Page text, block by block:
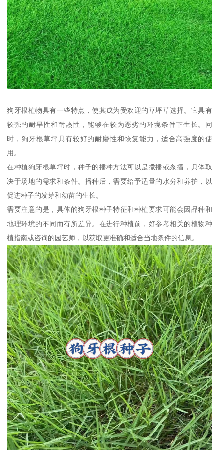
狗牙根植物具有一些特点，使其成为受欢迎的草坪草选择。它具有
较强的耐旱性和耐热性，能够在较为恶劣的环境条件下生长。同
时，狗牙根草坪具有较好的耐磨性和恢复能力，适合高强度的使
用。
在种植狗牙根草坪时，种子的播种方法可以是撒播或条播，具体取
决于场地的需求和条件。播种后，需要给予适量的水分和养护，以
促进种子的发芽和幼苗的生长。
需要注意的是，具体的狗牙根种子特征和种植要求可能会因品种和
地理环境的不同而有所差异。在进行种植前，好参考相关的植物种
植指南或咨询的园艺师，以获取更准确和适合当地条件的信息。